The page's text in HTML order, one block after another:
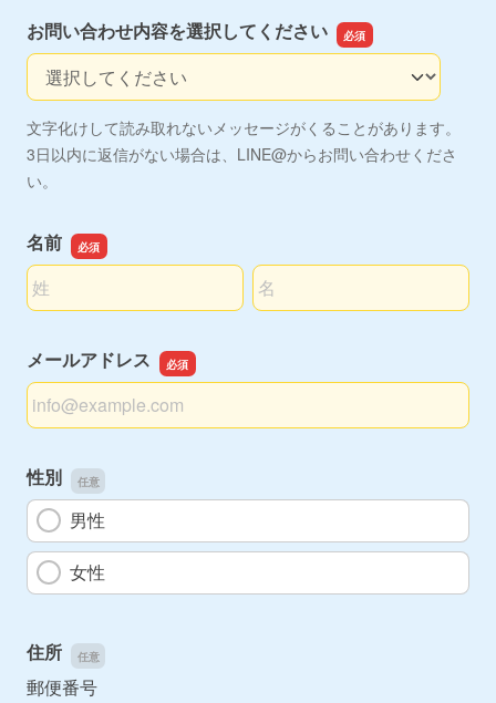
お問い合わせ内容を選択してください
お問い合わせ内容を選択してください
文字化けして読み取れないメッセージがくることがあります。
3日以内に返信がない場合は、LINE@からお問い合わせくださ
い。
名前
名前の姓
名前の名
メールアドレス
メールアドレス
性別
男性
女性
住所
郵便番号